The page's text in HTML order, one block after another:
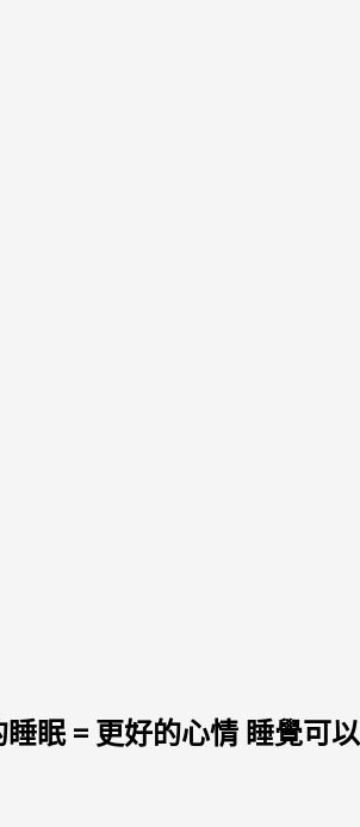
眠 = 更好的心情 睡覺可